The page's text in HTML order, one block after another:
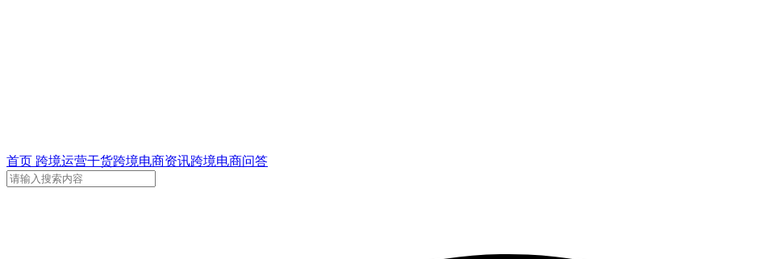
首页 跨境运营干货跨境电商资讯跨境电商问答